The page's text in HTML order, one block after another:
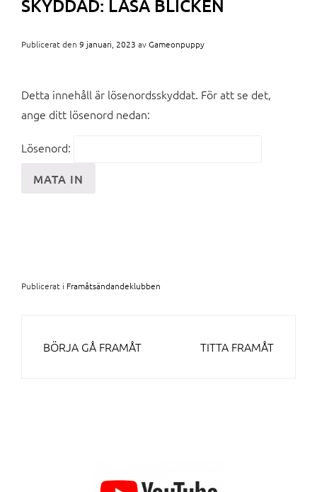
SKYDDAD: LÅSA BLICKEN
Publicerat den 9 januari, 2023 avGameonpuppy
Detta innehåll är lösenordsskyddat. För att se det,
ange ditt lösenord nedan:
Lösenord:
Publicerat i Framåtsändandeklubben
INLÄGGSNAVIGERING
BÖRJA GÅ FRAMÅT TITTA FRAMÅT